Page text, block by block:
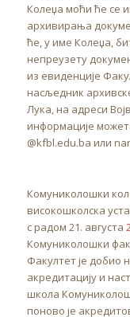
Колеџа моћи ће се
архивирања
ће, у име Колеџа,
непреузету
из евиденције
насљедник
Лука, на адреси
информације
@kfbl.edu.ba или
Комуниколошки
високошколска
с радом 21. августа
Комуниколошки
Факултет је добио
акредитацију и
школа
поново је